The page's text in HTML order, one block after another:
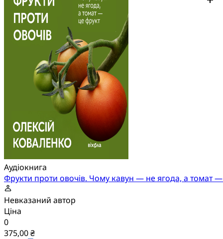
Аудіокнига
Фрукти проти овочів. Чому кавун — не ягода, а томат
Невказаний автор
Ціна
0
375,00 ₴